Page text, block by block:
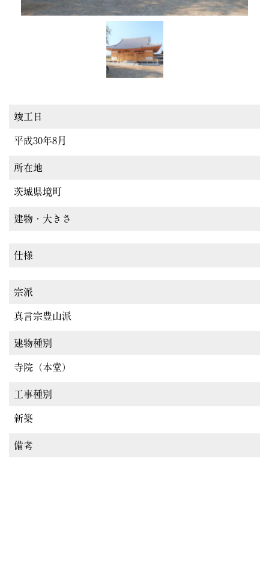
竣工日
平成30年8月
所在地
茨城県境町
建物・大きさ
仕様
宗派
真言宗豊山派
建物種別
寺院（本堂）
工事種別
新築
備考